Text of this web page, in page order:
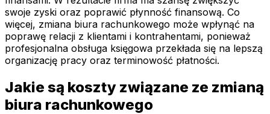
swoje zyski oraz poprawić płynność finansową. Co
więcej, zmiana biura rachunkowego może wpłynąć na
poprawę relacji z klientami i kontrahentami, ponieważ
profesjonalna obsługa księgowa przekłada się na lepszą
organizację pracy oraz terminowość płatności.
Jakie są koszty związane ze zmianą
biura rachunkowego